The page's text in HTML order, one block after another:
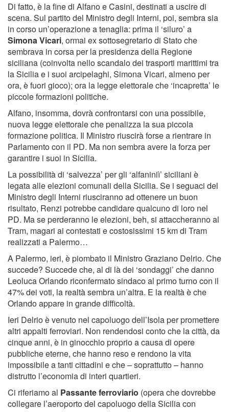
Di fatto, è la fine di Alfano e Casini, destinati a uscire di
scena. Sul partito del Ministro degli Interni, poi, sembra sia
in corso un’operazione a tenaglia: prima il ‘siluro’ a
Simona Vicari, ormai ex sottosegretario di Stato che
sembrava in corsa per la presidenza della Regione
siciliana (coinvolta nello scandalo dei trasporti marittimi tra
la Sicilia e i suoi arcipelaghi, Simona Vicari, almeno per
ora, è fuori gioco); ora la legge elettorale che ‘incapretta’ le
piccole formazioni politiche.
Alfano, insomma, dovrà confrontarsi con una possibile,
nuova legge elettorale che penalizza la sua piccola
formazione politica. Il Ministro riuscirà forse a rientrare in
Parlamento con il PD. Ma non sembra avere la forza per
garantire i suoi in Sicilia.
La possibilità di ‘salvezza’ per gli ‘alfaniniì’ siciliani è
legata alle elezioni comunali della Sicilia. Se i seguaci del
Ministro degli Interni riusciranno ad ottenere un buon
risultato, Renzi potrebbe candidare qualcuno di loro nel
PD. Ma se perderanno le elezioni, beh, si attaccheranno al
Tram, magari ai contestati e costosissimi 15 km di Tram
realizzati a Palermo…
A Palermo, ieri, è piombato il Ministro Graziano Delrio. Che
succede? Succede che, al di là dei ‘sondaggi’ che danno
Leoluca Orlando riconfermato sindaco al primo turno con il
47% dei voti, la realtà sembra un’altra. E la realtà è che
Orlando appare in grande difficoltà.
Ieri Delrio è venuto nel capoluogo dell’Isola per promettere
altri appalti ferroviari. Non rendendosi conto che la città, da
cinque anni, è in ginocchio proprio a causa di opere
pubbliche eterne, che hanno reso e rendono la vita
impossibile a tanti cittadini e che – soprattutto – hanno
distrutto l’economia di interi quartieri.
Ci riferiamo al Passante ferroviario (opera che dovrebbe
collegare l’aeroporto del capoluogo della Sicilia con